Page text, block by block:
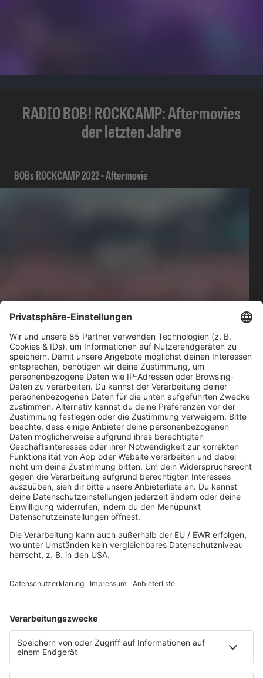
RADIO BOB! ROCKCAMP: Aftermovies
der letzten Jahre
BOBs ROCKCAMP 2022 - Aftermovie
BOBs ROCKCAMP 2019 –
Aftermovie
BOBs ROCKCAMP 2018 –
Aftermovie
HOME
MUSIK
Playlist
Streams
Rocknews
Band-Alphabet
Rockfakten
Rockquiz
Videos
PROGRAMM